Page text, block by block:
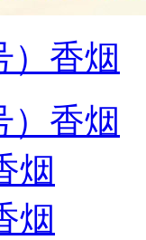
）香烟
）香烟
烟
烟